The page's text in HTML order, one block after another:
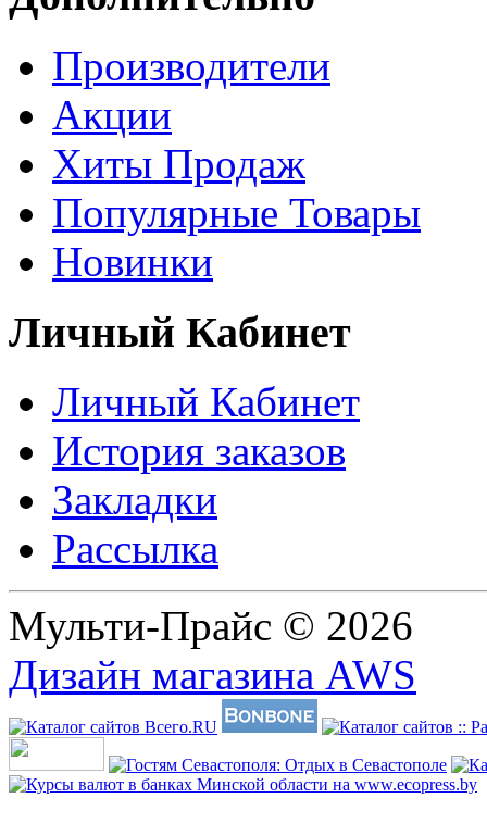
Производители
Акции
Хиты Продаж
Популярные Товары
Новинки
Личный Кабинет
Личный Кабинет
История заказов
Закладки
Рассылка
Мульти-Прайс © 2026
Дизайн магазина AWS